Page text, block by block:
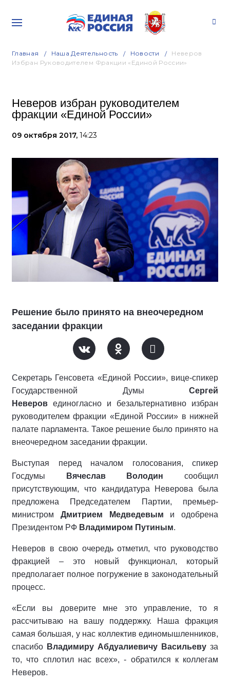
Главная Наша Деятельность Новости
Неверов
Избран Руководителем Фракции «Единой России»
Неверов избран руководителем
фракции «Единой России»
09 октября 2017, 14:23
Решение было принято на внеочередном
заседании фракции
Секретарь Генсовета «Единой России», вице-спикер
Государственной Думы Сергей
Неверов единогласно и безальтернативно избран
руководителем фракции «Единой России» в нижней
палате парламента. Такое решение было принято на
внеочередном заседании фракции.
Выступая перед началом голосования, спикер
Госдумы
Вячеслав Володин сообщил
присутствующим, что кандидатура Неверова была
предложена Председателем Партии, премьер-
министром Дмитрием Медведевым и одобрена
Президентом РФ Владимиром Путиным.
Неверов в свою очередь отметил, что руководство
фракцией – это новый функционал, который
предполагает полное погружение в законодательный
процесс.
«Если вы доверите мне это управление, то я
рассчитываю на вашу поддержку. Наша фракция
самая большая, у нас коллектив единомышленников,
спасибо Владимиру Абдуалиевичу Васильеву за
то, что сплотил нас всех», - обратился к коллегам
Неверов.